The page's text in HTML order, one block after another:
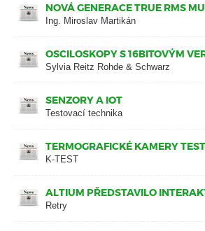
NOVÁ GENERACE TRUE RMS
Ing. Miroslav Martikán
OSCILOSKOPY S 16BITOVÝM
Sylvia Reitz Rohde & Schwarz
SENZORY A IOT
Testovací technika
TERMOGRAFICKÉ KAMERY
K-TEST
ALTIUM PŘEDSTAVILO
Retry